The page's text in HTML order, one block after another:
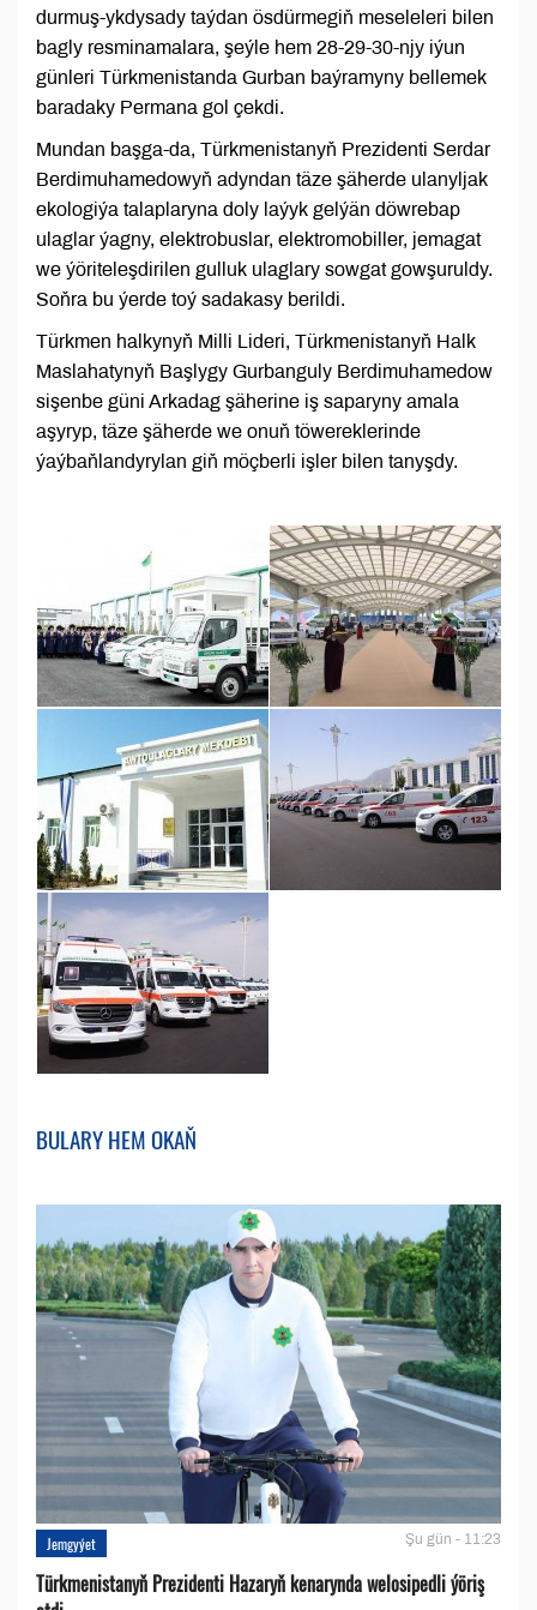
durmuş-ykdysady taýdan ösdürmegiň meseleleri bilen
bagly resminamalara, şeýle hem 28-29-30-njy iýun
günleri Türkmenistanda Gurban baýramyny bellemek
baradaky Permana gol çekdi.
Mundan başga-da, Türkmenistanyň Prezidenti Serdar
Berdimuhamedowyň adyndan täze şäherde ulanyljak
ekologiýa talaplaryna doly laýyk gelýän döwrebap
ulaglar ýagny, elektrobuslar, elektromobiller, jemagat
we ýöriteleşdirilen gulluk ulaglary sowgat gowşuruldy.
Soňra bu ýerde toý sadakasy berildi.
Türkmen halkynyň Milli Lideri, Türkmenistanyň Halk
Maslahatynyň Başlygy Gurbanguly Berdimuhamedow
sişenbe güni Arkadag şäherine iş saparyny amala
aşyryp, täze şäherde we onuň töwereklerinde
ýaýbaňlandyrylan giň möçberli işler bilen tanyşdy.
BULARY HEM OKAŇ
Jemgyýet Şu gün - 11:23
Türkmenistanyň Prezidenti Hazaryň kenarynda welosipedli ýöriş